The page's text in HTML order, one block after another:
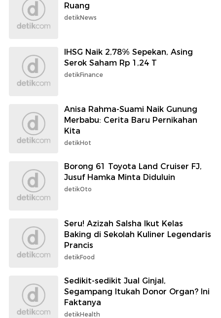
Ruang
detikNews
IHSG Naik 2,78% Sepekan, Asing
Serok Saham Rp 1,24 T
detikFinance
Anisa Rahma-Suami Naik Gunung
Merbabu: Cerita Baru Pernikahan
Kita
detikHot
Borong 61 Toyota Land Cruiser FJ,
Jusuf Hamka Minta Diduluin
detikOto
Seru! Azizah Salsha Ikut Kelas
Baking di Sekolah Kuliner Legendaris
Prancis
detikFood
Sedikit-sedikit Jual Ginjal,
Segampang Itukah Donor Organ? Ini
Faktanya
detikHealth